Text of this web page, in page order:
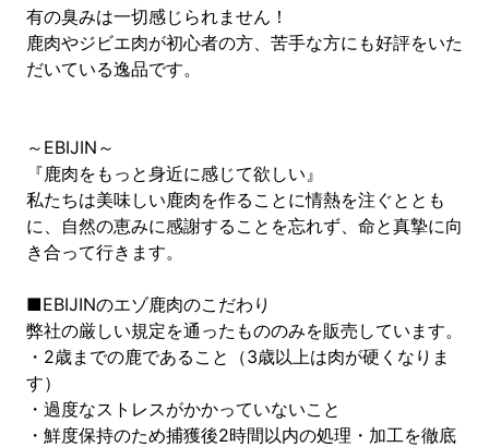
有の臭みは一切感じられません！
鹿肉やジビエ肉が初心者の方、苦手な方にも好評をいた
だいている逸品です。
～EBIJIN～
『鹿肉をもっと身近に感じて欲しい』
私たちは美味しい鹿肉を作ることに情熱を注ぐととも
に、自然の恵みに感謝することを忘れず、命と真摯に向
き合って行きます。
■EBIJINのエゾ鹿肉のこだわり
弊社の厳しい規定を通ったもののみを販売しています。
・2歳までの鹿であること（3歳以上は肉が硬くなりま
す）
・過度なストレスがかかっていないこと
・鮮度保持のため捕獲後2時間以内の処理・加工を徹底